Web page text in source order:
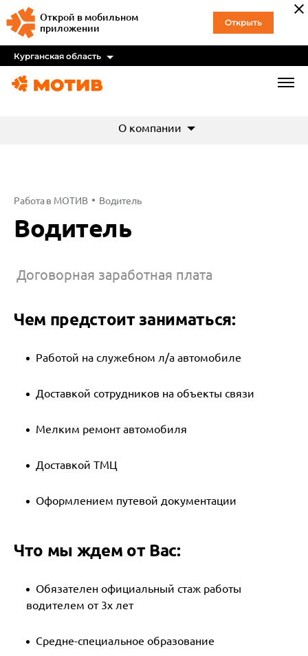
Открой в мобильном
приложении
Открыть
Курганская область
Работа в МОТИВ Водитель
Водитель
Договорная заработная плата
Чем предстоит заниматься:
Работой на служебном л/а автомобиле
Доставкой сотрудников на объекты связи
Мелким ремонт автомобиля
Доставкой ТМЦ
Оформлением путевой документации
Что мы ждем от Вас:
Обязателен официальный стаж работы
водителем от 3х лет
Средне-специальное образование
О компании